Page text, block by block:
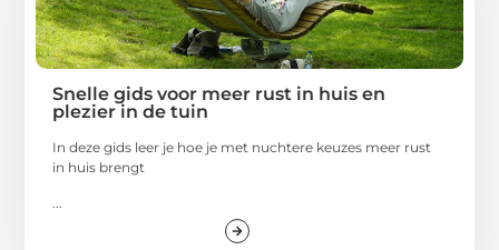
Snelle gids voor meer rust in huis en
plezier in de tuin
In deze gids leer je hoe je met nuchtere keuzes meer rust
in huis brengt
...